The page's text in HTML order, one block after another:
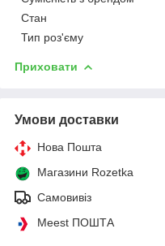
Стан
Тип роз'єму
Приховати
Умови доставки
Нова Пошта
Магазини Rozetka
Самовивіз
Meest ПОШТА